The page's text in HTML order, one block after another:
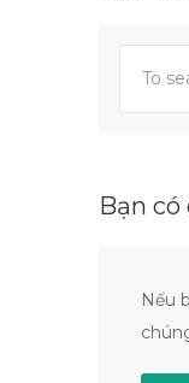
Bạn có
Nếu